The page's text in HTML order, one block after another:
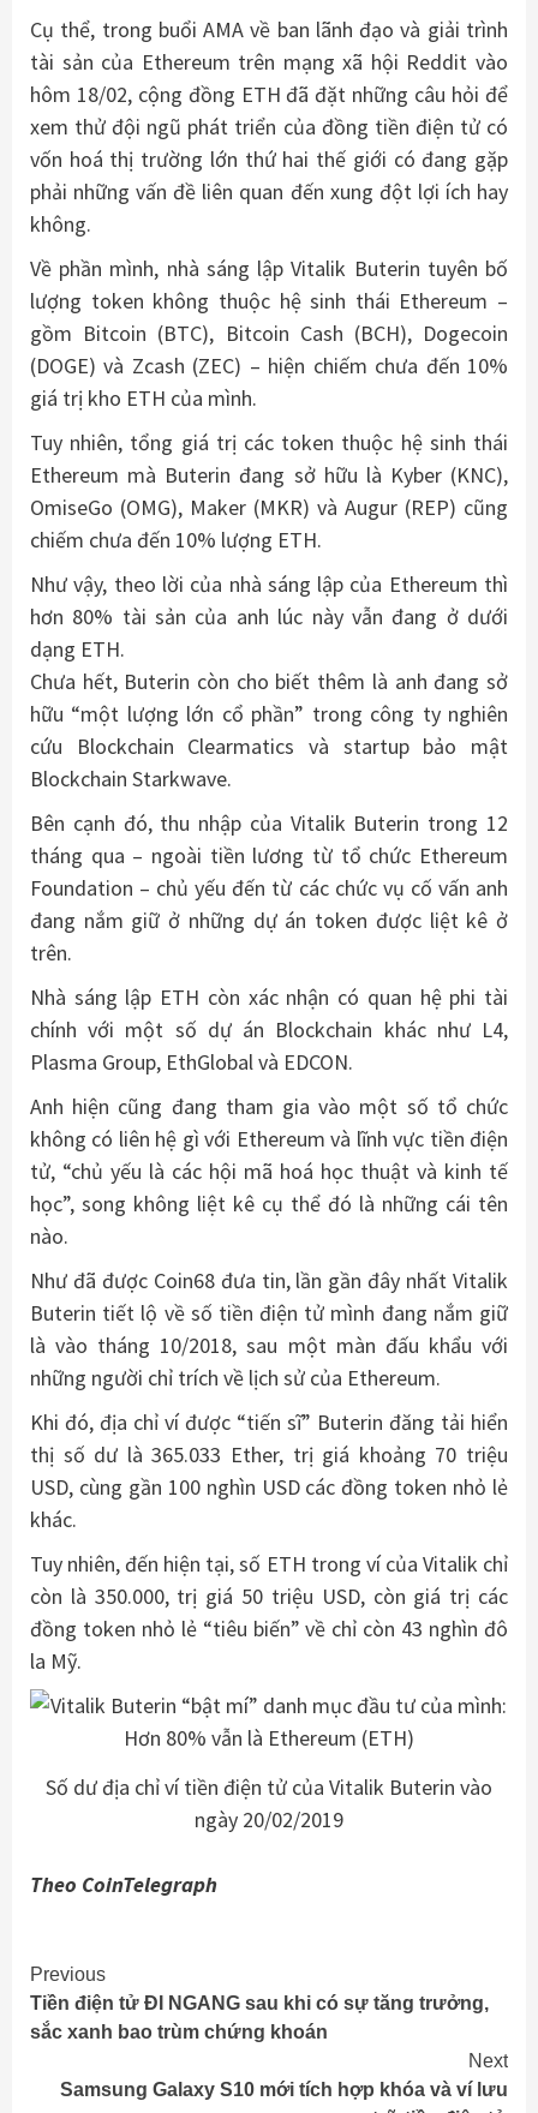
Cụ thể, trong buổi AMA về ban lãnh đạo và giải trình
tài sản của Ethereum trên mạng xã hội Reddit vào
hôm 18/02, cộng đồng ETH đã đặt những câu hỏi để
xem thử đội ngũ phát triển của đồng tiền điện tử có
vốn hoá thị trường lớn thứ hai thế giới có đang gặp
phải những vấn đề liên quan đến xung đột lợi ích hay
không.
Về phần mình, nhà sáng lập Vitalik Buterin tuyên bố
lượng token không thuộc hệ sinh thái Ethereum –
gồm Bitcoin (BTC), Bitcoin Cash (BCH), Dogecoin
(DOGE) và Zcash (ZEC) – hiện chiếm chưa đến 10%
giá trị kho ETH của mình.
Tuy nhiên, tổng giá trị các token thuộc hệ sinh thái
Ethereum mà Buterin đang sở hữu là Kyber (KNC),
OmiseGo (OMG), Maker (MKR) và Augur (REP) cũng
chiếm chưa đến 10% lượng ETH.
Như vậy, theo lời của nhà sáng lập của Ethereum thì
hơn 80% tài sản của anh lúc này vẫn đang ở dưới
dạng ETH.
Chưa hết, Buterin còn cho biết thêm là anh đang sở
hữu “một lượng lớn cổ phần” trong công ty nghiên
cứu Blockchain Clearmatics và startup bảo mật
Blockchain Starkwave.
Bên cạnh đó, thu nhập của Vitalik Buterin trong 12
tháng qua – ngoài tiền lương từ tổ chức Ethereum
Foundation – chủ yếu đến từ các chức vụ cố vấn anh
đang nắm giữ ở những dự án token được liệt kê ở
trên.
Nhà sáng lập ETH còn xác nhận có quan hệ phi tài
chính với một số dự án Blockchain khác như L4,
Plasma Group, EthGlobal và EDCON.
Anh hiện cũng đang tham gia vào một số tổ chức
không có liên hệ gì với Ethereum và lĩnh vực tiền điện
tử, “chủ yếu là các hội mã hoá học thuật và kinh tế
học”, song không liệt kê cụ thể đó là những cái tên
nào.
Như đã được Coin68 đưa tin, lần gần đây nhất Vitalik
Buterin tiết lộ về số tiền điện tử mình đang nắm giữ
là vào tháng 10/2018, sau một màn đấu khẩu với
những người chỉ trích về lịch sử của Ethereum.
Khi đó, địa chỉ ví được “tiến sĩ” Buterin đăng tải hiển
thị số dư là 365.033 Ether, trị giá khoảng 70 triệu
USD, cùng gần 100 nghìn USD các đồng token nhỏ lẻ
khác.
Tuy nhiên, đến hiện tại, số ETH trong ví của Vitalik chỉ
còn là 350.000, trị giá 50 triệu USD, còn giá trị các
đồng token nhỏ lẻ “tiêu biến” về chỉ còn 43 nghìn đô
la Mỹ.
Số dư địa chỉ ví tiền điện tử của Vitalik Buterin vào
ngày 20/02/2019
Theo CoinTelegraph
Continue
Reading
Previous
Tiền điện tử ĐI NGANG sau khi có sự tăng trưởng,
sắc xanh bao trùm chứng khoán
Next
Samsung Galaxy S10 mới tích hợp khóa và ví lưu